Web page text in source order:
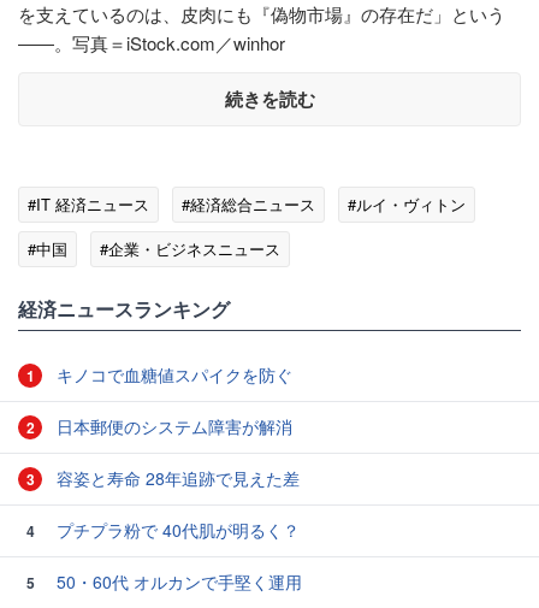
を支えているのは、皮肉にも『偽物市場』の存在だ」という
――。写真＝iStock.com／winhor
続きを読む
#IT 経済ニュース #経済総合ニュース
#ルイ・ヴィトン
#中国
#企業・ビジネスニュース
経済ニュースランキング
1 キノコで血糖値スパイクを防ぐ
2 日本郵便のシステム障害が解消
3 容姿と寿命 28年追跡で見えた差
4 プチプラ粉で 40代肌が明るく？
5
50・60代 オルカンで手堅く運用